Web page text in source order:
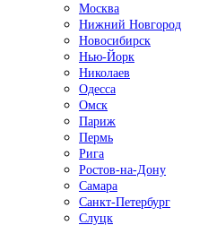
Москва
Нижний Новгород
Новосибирск
Нью-Йорк
Николаев
Одесса
Омск
Париж
Пермь
Рига
Ростов-на-Дону
Самара
Санкт-Петербург
Слуцк